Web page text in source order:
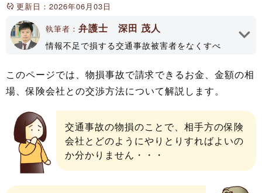
更新日：2026年06月03日
執筆者： 弁護士 深田 茂人
情報不足で損する交通事故被害者をなくすべ
YouTubeチャンネルで情報発信してます！深田
法律事務所代表、大分県弁護士会所属（登録No
33161）
執筆者プロフィール
このページでは、物損事故で請求できるお金、金額の相
場、保険会社との交渉方法について解説します。
交通事故の物損のことで、相手方の保険
会社とどのようにやりとりすればよいの
か分かりません・・・